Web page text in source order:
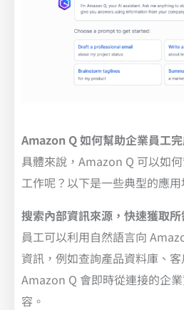
Amazon Q 如何幫助企業員工
具體來說，Amazon Q 可以如
工作呢？以下是一些典型的應用
搜索內部資訊來源，快速獲取
員工可以利用自然語言向
資訊，例如查詢產品資料庫、客
Amazon Q 會即時從連接的企
容。